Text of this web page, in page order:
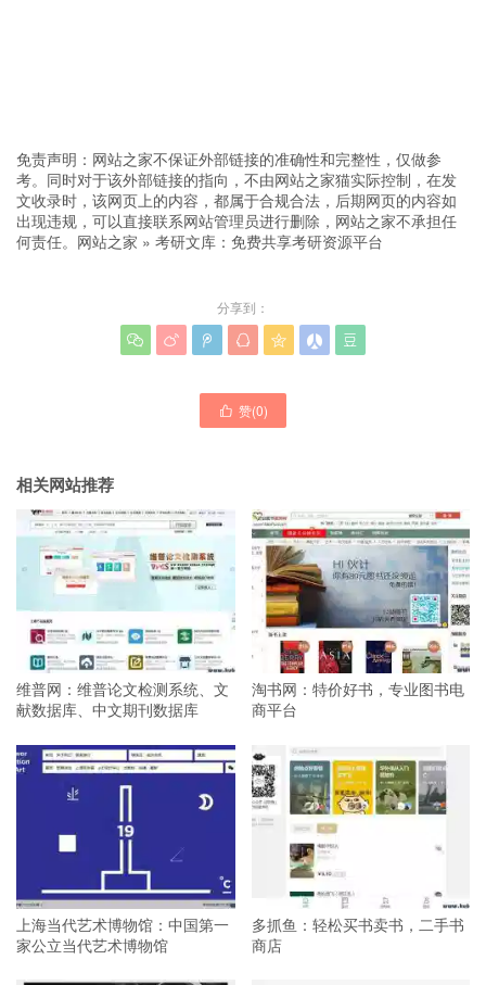
免责声明：网站之家不保证外部链接的准确性和完整性，仅做参
考。同时对于该外部链接的指向，不由网站之家猫实际控制，在发
文收录时，该网页上的内容，都属于合规合法，后期网页的内容如
出现违规，可以直接联系网站管理员进行删除，网站之家不承担任
何责任。 网站之家 » 考研文库：免费共享考研资源平台
分享到：
      
 赞(0)
相关网站推荐
维普网：维普论文检测系统、文
献数据库、中文期刊数据库
淘书网：特价好书，专业图书电
商平台
上海当代艺术博物馆：中国第一
家公立当代艺术博物馆
多抓鱼：轻松买书卖书，二手书
商店